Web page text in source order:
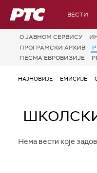
РТС ВЕСТИ
О JАВНОМ СЕРВИСУ
ПРОГРАМСКИ АРХИВ
ПЕСМА ЕВРОВИЗИЈЕ
НАЈНОВИЈЕ ЕМИСИЈЕ
Нема вести које